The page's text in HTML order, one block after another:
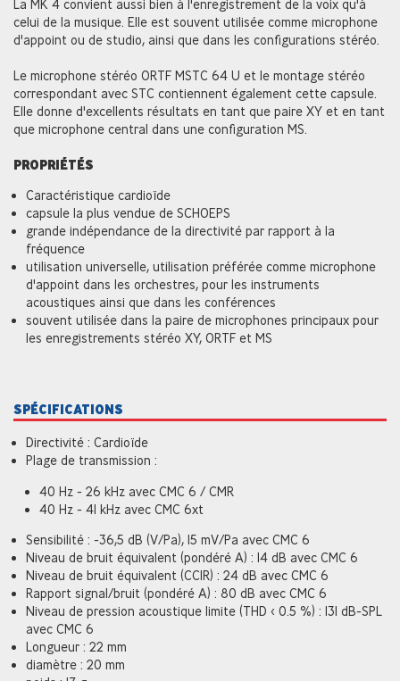
La MK 4 convient aussi bien à l'enregistrement de la voix qu'à
celui de la musique. Elle est souvent utilisée comme microphone
d'appoint ou de studio, ainsi que dans les configurations stéréo.
Le microphone stéréo ORTF MSTC 64 U et le montage stéréo
correspondant avec STC contiennent également cette capsule.
Elle donne d'excellents résultats en tant que paire XY et en tant
que microphone central dans une configuration MS.
PROPRIÉTÉS
Caractéristique cardioïde
capsule la plus vendue de SCHOEPS
grande indépendance de la directivité par rapport à la
fréquence
utilisation universelle, utilisation préférée comme microphone
d'appoint dans les orchestres, pour les instruments
acoustiques ainsi que dans les conférences
souvent utilisée dans la paire de microphones principaux pour
les enregistrements stéréo XY, ORTF et MS
SPÉCIFICATIONS
Directivité : Cardioïde
Plage de transmission :
40 Hz - 26 kHz avec CMC 6 / CMR
40 Hz - 41 kHz avec CMC 6xt
Sensibilité : -36,5 dB (V/Pa), 15 mV/Pa avec CMC 6
Niveau de bruit équivalent (pondéré A) : 14 dB avec CMC 6
Niveau de bruit équivalent (CCIR) : 24 dB avec CMC 6
Rapport signal/bruit (pondéré A) : 80 dB avec CMC 6
Niveau de pression acoustique limite (THD < 0.5 %) : 131 dB-SPL
avec CMC 6
Longueur : 22 mm
diamètre : 20 mm